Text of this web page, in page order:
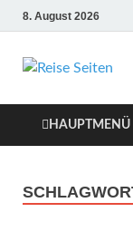
8. August 2026
HAUPTMENÜ